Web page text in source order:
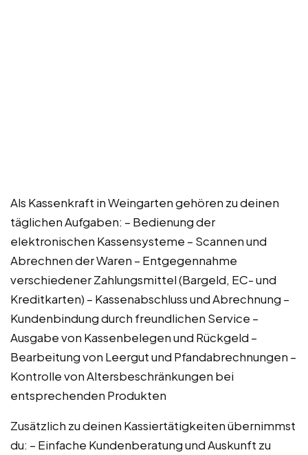
Als Kassenkraft in Weingarten gehören zu deinen
täglichen Aufgaben: – Bedienung der
elektronischen Kassensysteme – Scannen und
Abrechnen der Waren – Entgegennahme
verschiedener Zahlungsmittel (Bargeld, EC- und
Kreditkarten) – Kassenabschluss und Abrechnung –
Kundenbindung durch freundlichen Service –
Ausgabe von Kassenbelegen und Rückgeld –
Bearbeitung von Leergut und Pfandabrechnungen –
Kontrolle von Altersbeschränkungen bei
entsprechenden Produkten
Zusätzlich zu deinen Kassiertätigkeiten übernimmst
du: – Einfache Kundenberatung und Auskunft zu